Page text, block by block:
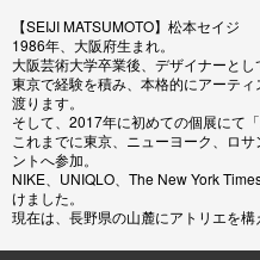
【SEIJI MATSUMOTO】松本セイジ
1986年、大阪府生まれ。
大阪芸術大学卒業後、デザイナーとし
東京で経験を積み、本格的にアーテ
渡ります。
そして、2017年に初めての個展にて
これまでに東京、ニューヨーク、ロ
ントへ参加。
NIKE、UNIQLO、The New York
けました。
現在は、長野県の山麓にアトリエを構